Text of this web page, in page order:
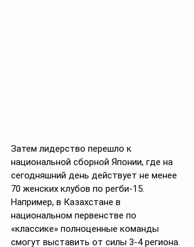
Затем лидерство перешло к
национальной сборной Японии, где на
сегодняшний день действует не менее
70 женских клубов по регби-15.
Например, в Казахстане в
национальном первенстве по
«классике» полноценные команды
смогут выставить от силы 3-4 региона.